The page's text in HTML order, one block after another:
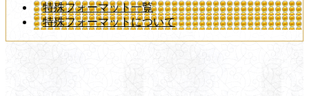
特殊フォーマット一覧
特殊フォーマットについて